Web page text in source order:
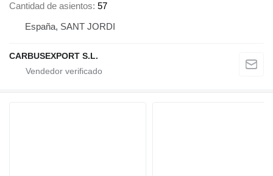
Cantidad de asientos 57
España, SANT JORDI
CARBUSEXPORT S.L.